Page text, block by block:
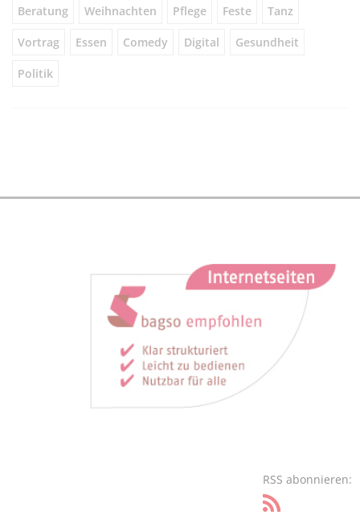
Beratung Weihnachten Pflege Feste Tanz
Vortrag Essen Comedy Digital Gesundheit
Politik
RSS abonnieren: